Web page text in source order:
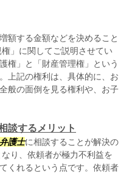
額する金額などを決めること
」に関してご説明させてい
権」と「財産管理権」という
上記の権利は、具体的に、お
般の面倒を見る権利や、お子
談するメリット
弁護士に相談することが解決の
り、依頼者が極力不利益を
くれるという点です。依頼者